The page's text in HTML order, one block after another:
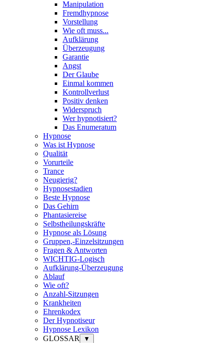
Manipulation
Fremdhypnose
Vorstellung
Wie oft muss...
Aufklärung
Überzeugung
Garantie
Angst
Der Glaube
Einmal kommen
Kontrollverlust
Positiv denken
Widerspruch
Wer hypnotisiert?
Das Enumeratum
Hypnose
Was ist Hypnose
Qualität
Vorurteile
Trance
Neugierig?
Hypnosestadien
Beste Hypnose
Das Gehirn
Phantasiereise
Selbstheilungskräfte
Hypnose als Lösung
Gruppen,-Einzelsitzungen
Fragen & Antworten
WICHTIG-Logisch
Aufklärung-Überzeugung
Ablauf
Wie oft?
Anzahl-Sitzungen
Krankheiten
Ehrenkodex
Der Hypnotiseur
Hypnose Lexikon
GLOSSAR
▼